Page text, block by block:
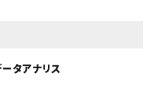
タアナリス